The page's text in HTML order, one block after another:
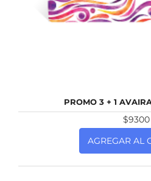
PROMO 3 + 1
$9300
AGREGAR AL